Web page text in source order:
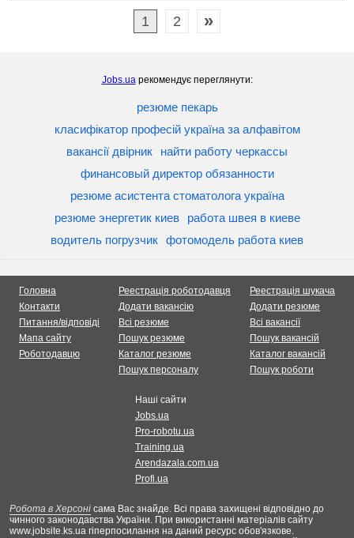
1 2 »
Jobs.uaрекомендує переглянути:
резюме пекарь
класифікатор професій україна за алфавітом
вакансії двірник
найти работу черкассы
финансовый директор обязанности
резюме асистента стоматолога україна
резюме энергетик киев
работа швея в киеве
водитель погрузчик фотомодель работа киев
Головна
Контакти
Питання/відповіді
Мапа сайту
Роботодавцю
Реестрація роботодавця
Додати вакансію
Всі резюме
Пошук резюме
Каталог резюме
Пошук персоналу
Реестрація шукача
Додати резюме
Всі вакансії
Пошук вакансій
Каталог вакансій
Пошук роботи
Наші сайти
Jobs.ua
Pro-robotu.ua
Training.ua
Arendazala.com.ua
Profi.ua
Робота в Херсоні сама Вас знайде. Всі права захищені відповідно до
чинного законодавства України. При використанні матеріалів сайту
www.jobsite.ks.ua гіперпосилання на даний ресурс обов'язкове.